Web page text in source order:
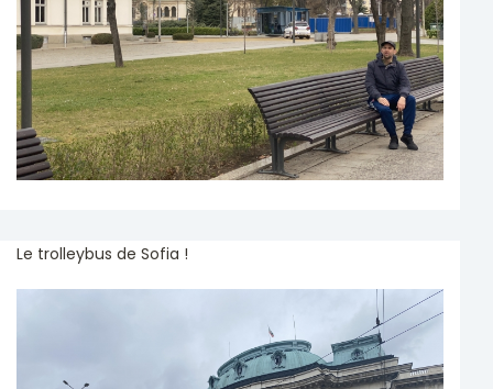
Le trolleybus de Sofia !